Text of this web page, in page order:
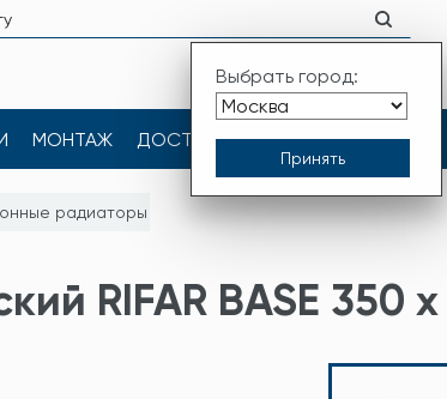
Выбрать город:
МОНТАЖ ДОСТАВКА КОНТАКТЫ
радиаторы
RIFAR BASE